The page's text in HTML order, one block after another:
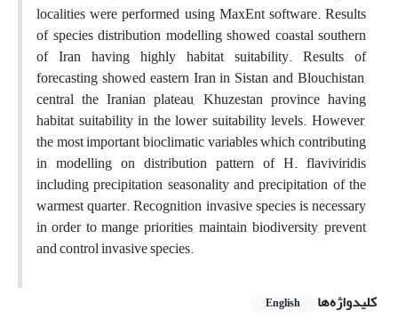
localities were performed using MaxEnt software. Results
of species distribution modelling showed coastal southern
of Iran having highly habitat suitability. Results of
forecasting showed eastern Iran in Sistan and Blouchistan,
central the Iranian plateau, Khuzestan province having
habitat suitability in the lower suitability levels. However,
the most important bioclimatic variables which contributing
in modelling on distribution pattern of H. flaviviridis
including precipitation seasonality and precipitation of the
warmest quarter. Recognition invasive species is necessary
in order to mange priorities, maintain biodiversity, prevent
and control invasive species.
کلیدواژه‌ها
English